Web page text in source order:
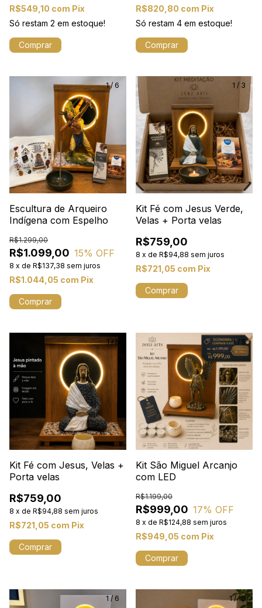
R$549,10 com Pix
Só restam 2 em estoque!
R$820,80 com Pix
Só restam 4 em estoque!
1/ 6
Escultura de Arqueiro
Indígena com Espelho
R$1.099,00
R$1.299,00
15% OFF
8 x de R$137,38 sem juros
R$1.044,05 com Pix
1 / 3
Kit Fé com Jesus Verde,
Velas + Porta velas
R$759,00
8 x de R$94,88 sem juros
R$721,05 com Pix
1/5
Kit Fé com Jesus, Velas +
Porta velas
R$759,00
8 x de R$94,88 sem juros
R$721,05 com Pix
1/ 5
Kit São Miguel Arcanjo
com LED
R$999,00
R$1.199,00
17% OFF
8 x de R$124,88 sem juros
R$949,05 com Pix
1/ 6 1/10